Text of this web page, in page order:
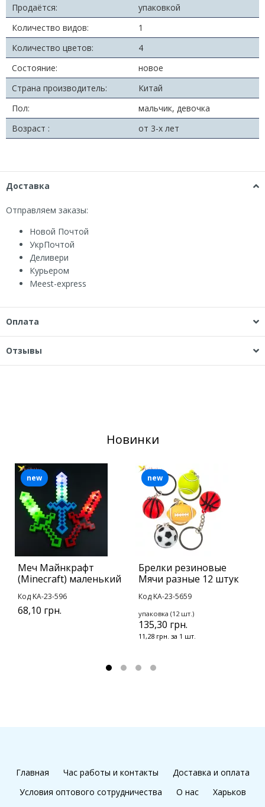
Продаётся:
упаковкой
Количество видов:
1
Количество цветов:
4
Состояние:
новое
Страна производитель:
Китай
Пол:
мальчик, девочка
Возраст :
от 3-х лет
Доставка
Отправляем заказы:
Новой Почтой
УкрПочтой
Деливери
Курьером
Мeest-express
Оплата
Отзывы
Новинки
Меч Майнкрафт
(Minecraft) маленький
Код KA-23-596
68,10 грн.
new
Брелки резиновые
Мячи разные 12 штук
Код KA-23-5659
упаковка (12 шт.)
135,30 грн.
11,28 грн. за 1 шт.
new
Главная Час работы и контакты
Доставка и оплата
Условия оптового сотрудничества
О нас
Харьков